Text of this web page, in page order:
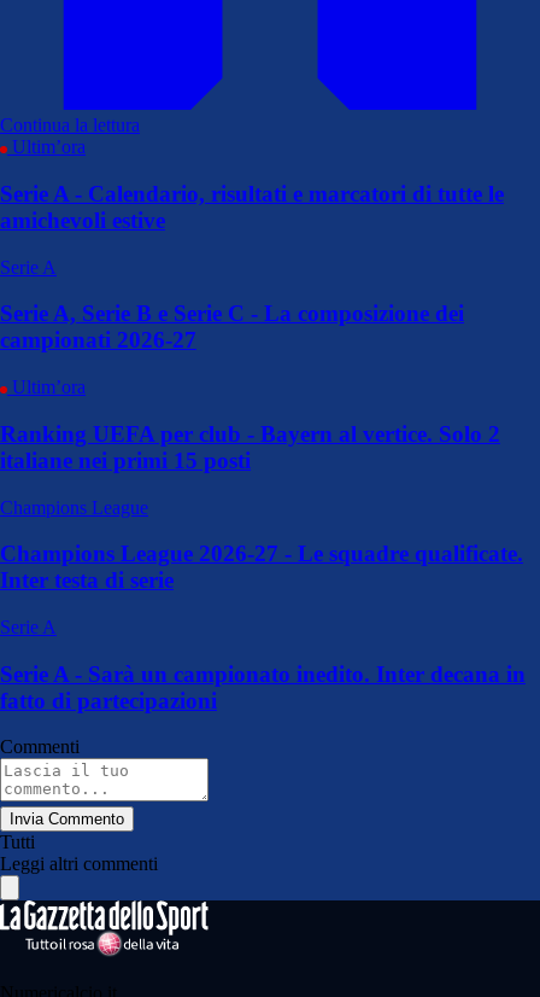
Continua la lettura
Ultim’ora
Serie A - Calendario, risultati e marcatori di tutte le
amichevoli estive
Serie A
Serie A, Serie B e Serie C - La composizione dei
campionati 2026-27
Ultim’ora
Ranking UEFA per club - Bayern al vertice. Solo 2
italiane nei primi 15 posti
Champions League
Champions League 2026-27 - Le squadre qualificate.
Inter testa di serie
Serie A
Serie A - Sarà un campionato inedito. Inter decana in
fatto di partecipazioni
Commenti
Invia Commento
Tutti
Leggi altri commenti